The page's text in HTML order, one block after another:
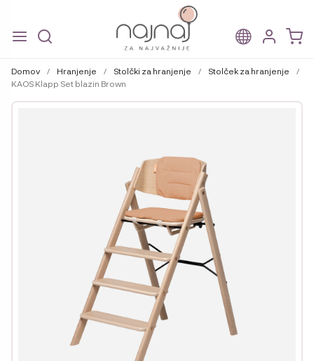
to
navigation
to
content
Domov / Hranjenje / Stolčki za hranjenje / Stolček za hranjenje
/
KAOS Klapp Set blazin Brown